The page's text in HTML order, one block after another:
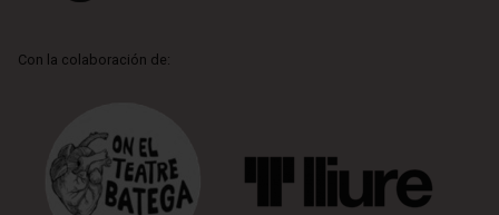
Con la colaboración de: